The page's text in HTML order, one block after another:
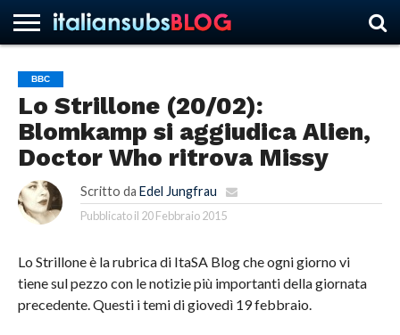
HOME
NEWS
ASCOLTI
RECENSIONI
INTERVISTE
CURIOSITÀ
CHI
SIAMO
CONTATTACI
FORUM
ITALIANSUBS
BBC
Lo Strillone (20/02):
Blomkamp si aggiudica Alien,
Doctor Who ritrova Missy
Scritto da Edel Jungfrau
Pubblicato il 20 Febbraio 2015
Lo Strillone è la rubrica di ItaSA Blog che ogni giorno vi
tiene sul pezzo con le notizie più importanti della giornata
precedente. Questi i temi di giovedì 19 febbraio.